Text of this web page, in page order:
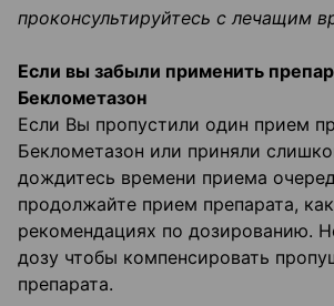
проконсультируйтесь с лечащим
Если вы забыли применить
Беклометазон
Если Вы пропустили один прием
Беклометазон или приняли
дождитесь времени приема
продолжайте прием препарата,
рекомендациях по дозированию.
дозу чтобы компенсировать
препарата.